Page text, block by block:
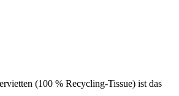
(100 % Recycling-Tissue) ist das